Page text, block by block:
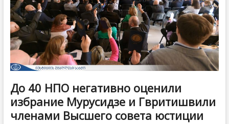
До 40 НПО негативно оценили
избрание Мурусидзе и Гвритишвили
членами Высшего совета юстиции